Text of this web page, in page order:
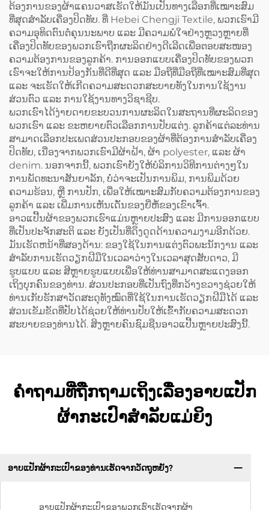
Coffee) ແລະ ມີລະບົບປັບ
ຂະໜາດໄດ້ (Adjustable)
ຕ້ອງການຂອງຜ້າແຄນວາສເຮັດໃຫ້ມັນເປັນທາງເລືອກທີ່ເໝາະສົມ
ທີ່ສຸດສຳລັບເຄື່ອງປິດທັບ. ທີ່ Hebei Chengji Textile, ພວກເຮົາມີ
ຄວາມອຸທິດຕົນຕໍ່ຄຸນນະພາບ ແລະ ມີຄວາມພໍໃຈຢ່າງຫຼວງຫຼາຍທີ່
ເຄື່ອງປິດທັບຂອງພວກເຮົາຖືກຜະລິດຢ່າງດີເລີດເພື່ອຕອບສະໜອງ
ຄວາມຕ້ອງການຂອງລູກຄ້າ. ການອອກແບບເຄື່ອງປິດທັບຂອງພວກ
ເຮົາຈະໃຫ້ການປ້ອງກັນທີ່ດີທີ່ສຸດ ແລະ ມືອຖືທີ່ມືອຖືທີ່ເໝາະສົມທີ່ສຸດ
ແລະ ຈະເຮັດໃຫ້ເກີດຄວາມສະດວກສະບາຍທັງໃນການໃຊ້ງານ
ສ່ວນຕົວ ແລະ ການໃຊ້ງານທາງວິຊາຊີບ.
ພວກເຮົາໄດ້ງ່າຍດາຍຂະບວນການຜະລິດໃນສະຖານທີ່ຜະລິດຂອງ
ພວກເຮົາ ແລະ ຂະຫຍາຍຕົວເລືອກການປັບແຕ່ງ. ລູກຄ້າແຕ່ລະທ່ານ
ສາມາດເລືອກປະເພດສ່ວນປະກອບຂອງຜ້າທີ່ຕ້ອງການສຳລັບເຄື່ອງ
ປິດທັບ, ເນື່ອງຈາກພວກເຮົາມີຜ້າຝ້າ, ຜ້າ polyester, ແລະ ຜ້າ
denim. ນອກຈາກນີ້, ພວກເຮົາຍັງໃຫ້ບໍລິການວິທີການຕ່າງໆໃນ
ການພັດທະນາສັນຍາລັກ, ບໍ່ວ່າຈະເປັນການພິມ, ການພິມດ້ວຍ
ຄວາມຮ້ອນ, ຫຼື ການປັກ, ເພື່ອໃຫ້ເໝາະສົມກັບຄວາມຕ້ອງການຂອງ
ລູກຄ້າ ແລະ ເພີ່ມການເຫັນເດັ່ນຂອງຍີ່ຫໍ້ຂອງເຂົາເຈົ້າ.
ອາວແປີ້ນຜ້າຂອງພວກເຮົາແມ່ນຫຼາຍປະສົງ ແລະ ມີການອອກແບບ
ທີ່ເປັນປະຈັກສະຕິ ແລະ ຍັງເປັນທີ່ດຶງດູດດ້ານຄວາມງາມອີກດ້ວຍ.
ມັນເຮັດຫນ້າທີ່ສອງດ້ານ: ຂອງໃຊ້ໃນການແຕ່ງຕົວພະນັກງານ ແລະ
ສຳລັບການເຮັດວຽກຝີມືໃນເວລາວ່າງໃນເວລາສຸດສັບດາວ, ມີ
ຮູບແບບ ແລະ ສີຫຼາຍຮູບແບບເພື່ອໃຫ້ທ່ານສາມາດສະແດງອອກ
ເຖິງບຸກຄົນຂອງທ່ານ. ສ່ວນປະກອບທີ່ເປັນຖົງທີ່ກວ້າງຂວາງຊ່ວຍໃຫ້
ທ່ານເກັບຮັກສາວັດສະດຸທັງໝົດທີ່ໃຊ້ໃນການເຮັດວຽກຝີມືໄດ້ ແລະ
ສ່ວນເຂັມຂັດທີ່ປັບໄດ້ຊ່ວຍໃຫ້ທ່ານປັບໃຫ້ເຂົ້າກັບຄວາມສະດວກ
ສະບາຍຂອງທ່ານໄດ້. ສິງຫຼາຍຄົນຊົມຊືນອາວແປີ້ນຫຼາຍປະສົງນີ້.
ຄຳຖາມທີ່ຖືກຖາມເຖິງເລື່ອງອາບແປັກ
ຜ້າກະເປົາສຳລັບແມ່ຍິງ
ອາບແປັກຜ້າກະເປົາຂອງທ່ານເຮັດຈາກວັດຖຸຫຍັງ?
ອາບແປັກຜ້າກະເປົາຂອງພວກເຮົາເຮັດຈາກຜ້າ